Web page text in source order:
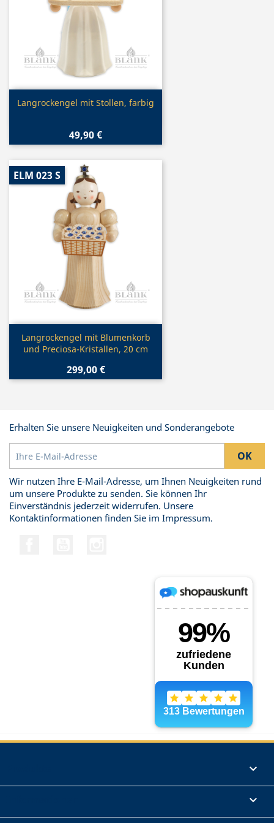
Vorschau
Langrockengel mit Stollen, farbig
49,90 €
Vorschau
Langrockengel mit Blumenkorb
und Preciosa-Kristallen, 20 cm
299,00 €
ELM 023 S
Erhalten Sie unsere Neuigkeiten und Sonderangebote
Wir nutzen Ihre E-Mail-Adresse, um Ihnen Neuigkeiten rund
um unsere Produkte zu senden. Sie können Ihr
Einverständnis jederzeit widerrufen. Unsere
Kontaktinformationen finden Sie im Impressum.

